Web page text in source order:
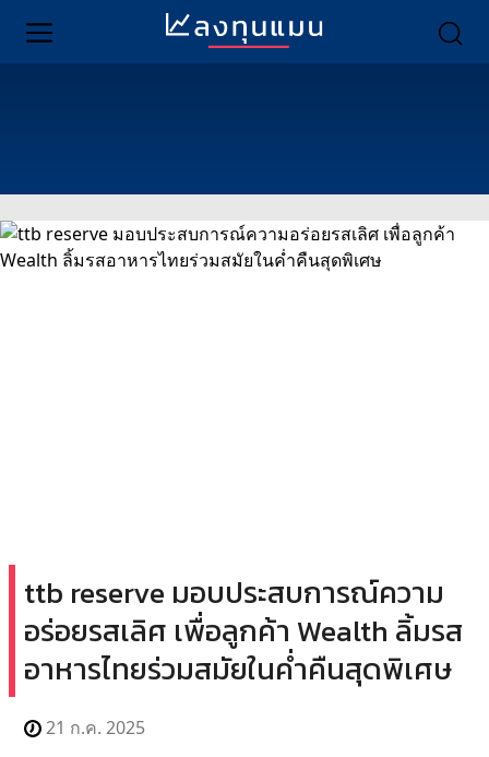
ttb reserve มอบประสบการณ์ความ
อร่อยรสเลิศ เพื่อลูกค้า Wealth ลิ้มรส
อาหารไทยร่วมสมัยในค่ำคืนสุดพิเศษ
21 ก.ค. 2025